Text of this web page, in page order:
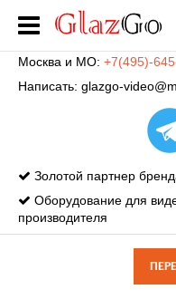
Москва и МО: +7(495)-
Написать: glazgo-
Золотой партнер
Оборудование для
производителя